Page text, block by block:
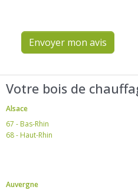
Envoyer mon avis
Votre bois de
Alsace
67 - Bas-Rhin
68 - Haut-Rhin
Auvergne